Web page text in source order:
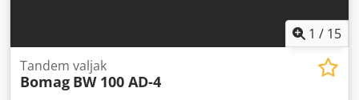
1 / 15
Tandem valjak
Bomag BW 100 AD-4